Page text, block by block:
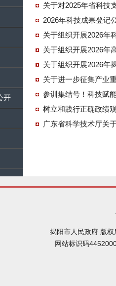
开
关于对2025年省科技
2026年科技成果登记
关于组织开展2026年
关于组织开展2026年
关于组织开展2026年
关于进一步征集产业
参训集结号！科技赋
树立和践行正确政绩
广东省科学技术厅关
揭阳市人民政府 版
网站标识码